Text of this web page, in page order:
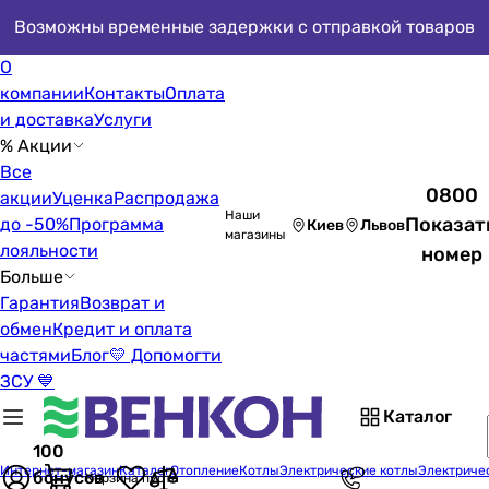
Возможны временные задержки с отправкой товаров
О
компанииКонтактыОплата
и доставкаУслуги
% Акции
Все
акцииУценкаРаспродажа
до -50%Программа
лояльности
Больше
ГарантияВозврат и
обменКредит и оплата
частямиБлог💛 Допомогти
ЗСУ 💙
Наши
магазины
Киев Львов
0800
номер
Каталог
100
бонусовКорзина пуста
Интернет-магазинКаталогОтоплениеКотлыЭлектрические котлы